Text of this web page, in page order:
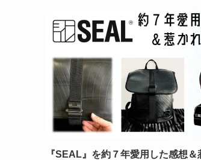
『SEAL』を約７年愛用した感想